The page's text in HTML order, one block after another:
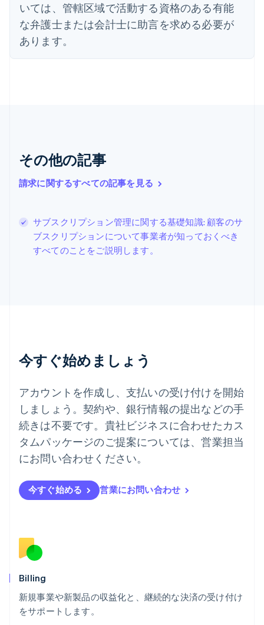
いては、管轄区域で活動する資格のある有能
な弁護士または会計士に助言を求める必要が
あります。
その他の記事
請求に関するすべての記事を見る
サブスクリプション管理に関する基礎知識: 顧客のサ
ブスクリプションについて事業者が知っておくべき
すべてのことをご説明します。
今すぐ始めましょう
アカウントを作成し、支払いの受け付けを開始
しましょう。契約や、銀行情報の提出などの手
続きは不要です。貴社ビジネスに合わせたカス
タムパッケージのご提案については、営業担当
にお問い合わせください。
今すぐ始める 営業にお問い合わせ
Billing
新規事業や新製品の収益化と、継続的な決済の受け付け
をサポートします。
NederlandsEnglish
カナダ
キプロス
English
English简体中文
スイス
Deutsch FrançaisItalianoEnglish
スウェーデン
スペイン
EspañolEnglish
スロバキア
English
ドイツ
ニュージーランド
English
ノルウェー
English
ハンガリー
English
フィンランド
ブラジル
PortuguêsEnglish
フランス
ベルギー
Nederlands
ポーランド
English
ポルトガル
Português English